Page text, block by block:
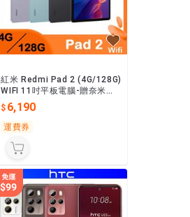
紅米 Redmi Pad 2 (4G/128G)
WIFI 11吋平板電腦-贈奈米噴
劑6,190
運費券